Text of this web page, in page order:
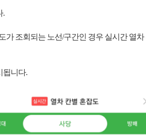
.
조회되는 노선/구간인 경우 실시간 열
됩니다.